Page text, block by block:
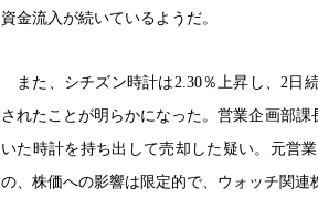
資金流入が続いているようだ。
また、シチズン時計は2.30％上昇し、2日
されたことが明らかになった。営業企画部課
いた時計を持ち出して売却した疑い。元営
の、株価への影響は限定的で、ウォッチ関連